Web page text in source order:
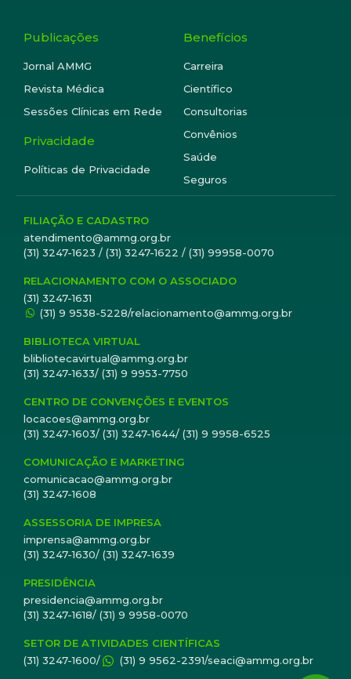
Publicações
Jornal AMMG
Revista Médica
Sessões Clínicas em Rede
Privacidade
Políticas de Privacidade
Benefícios
Carreira
Científico
Consultorias
Convênios
Saúde
Seguros
FILIAÇÃO E CADASTRO
atendimento@ammg.org.br
(31) 3247-1623 / (31) 3247-1622 / (31) 99958-0070
RELACIONAMENTO COM O ASSOCIADO
(31) 3247-1631
(31) 9 9538-5228/relacionamento@ammg.org.br
BIBLIOTECA VIRTUAL
blibliotecavirtual@ammg.org.br
(31) 3247-1633/ (31) 9 9953-7750
CENTRO DE CONVENÇÕES E EVENTOS
locacoes@ammg.org.br
(31) 3247-1603/ (31) 3247-1644/ (31) 9 9958-6525
COMUNICAÇÃO E MARKETING
comunicacao@ammg.org.br
(31) 3247-1608
ASSESSORIA DE IMPRESA
imprensa@ammg.org.br
(31) 3247-1630/ (31) 3247-1639
PRESIDÊNCIA
presidencia@ammg.org.br
(31) 3247-1618/ (31) 9 9958-0070
SETOR DE ATIVIDADES CIENTÍFICAS
(31) 3247-1600/
(31) 9 9562-2391/seaci@ammg.org.br